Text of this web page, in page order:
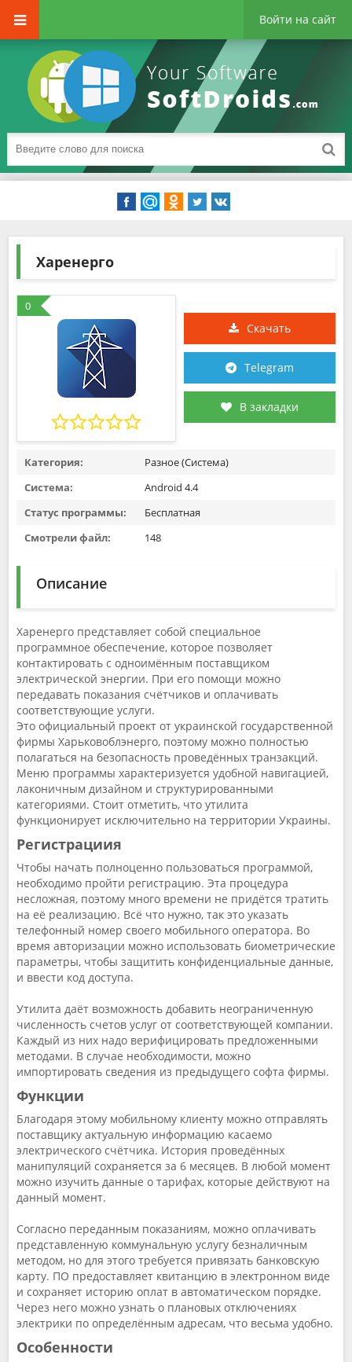
Войти на сайт
Харенерго
0
Скачать
Telegram
В закладки
Категория:
Разное (Система)
Система:
Android 4.4
Статус программы:
Бесплатная
Смотрели файл:
148
Описание
Харенерго представляет собой специальное
программное обеспечение, которое позволяет
контактировать с одноимённым поставщиком
электрической энергии. При его помощи можно
передавать показания счётчиков и оплачивать
соответствующие услуги.
Это официальный проект от украинской государственной
фирмы Харьковоблэнерго, поэтому можно полностью
полагаться на безопасность проведённых транзакций.
Меню программы характеризуется удобной навигацией,
лаконичным дизайном и структурированными
категориями. Стоит отметить, что утилита
функционирует исключительно на территории Украины.
Регистрациия
Чтобы начать полноценно пользоваться программой,
необходимо пройти регистрацию. Эта процедура
несложная, поэтому много времени не придётся тратить
на её реализацию. Всё что нужно, так это указать
телефонный номер своего мобильного оператора. Во
время авторизации можно использовать биометрические
параметры, чтобы защитить конфиденциальные данные,
и ввести код доступа.
Утилита даёт возможность добавить неограниченную
численность счетов услуг от соответствующей компании.
Каждый из них надо верифицировать предложенными
методами. В случае необходимости, можно
импортировать сведения из предыдущего софта фирмы.
Функции
Благодаря этому мобильному клиенту можно отправлять
поставщику актуальную информацию касаемо
электрического счётчика. История проведённых
манипуляций сохраняется за 6 месяцев. В любой момент
можно изучить данные о тарифах, которые действуют на
данный момент.
Согласно переданным показаниям, можно оплачивать
представленную коммунальную услугу безналичным
методом, но для этого требуется привязать банковскую
карту. ПО предоставляет квитанцию в электронном виде
и сохраняет историю оплат в автоматическом порядке.
Через него можно узнать о плановых отключениях
электрики по определённым адресам, что весьма удобно.
Особенности